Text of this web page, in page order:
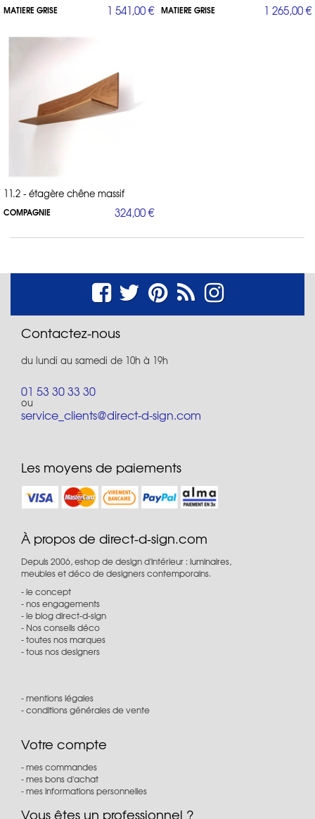
MATIERE GRISE 1 541,00 € MATIERE GRISE 1 265,00 €
11.2 - étagère chêne massif
COMPAGNIE 324,00 €
Contactez-nous
du lundi au samedi de 10h à 19h
01 53 30 33 30
ou
service_clients@direct-d-sign.com
Les moyens de paiements
À propos de direct-d-sign.com
Depuis 2006, eshop de design d'intérieur : luminaires,
meubles et déco de designers contemporains.
le concept
nos engagements
le blog direct-d-sign
Nos conseils déco
toutes nos marques
tous nos designers
mentions légales
conditions générales de vente
Votre compte
mes commandes
mes bons d'achat
mes informations personnelles
Vous êtes un professionnel ?